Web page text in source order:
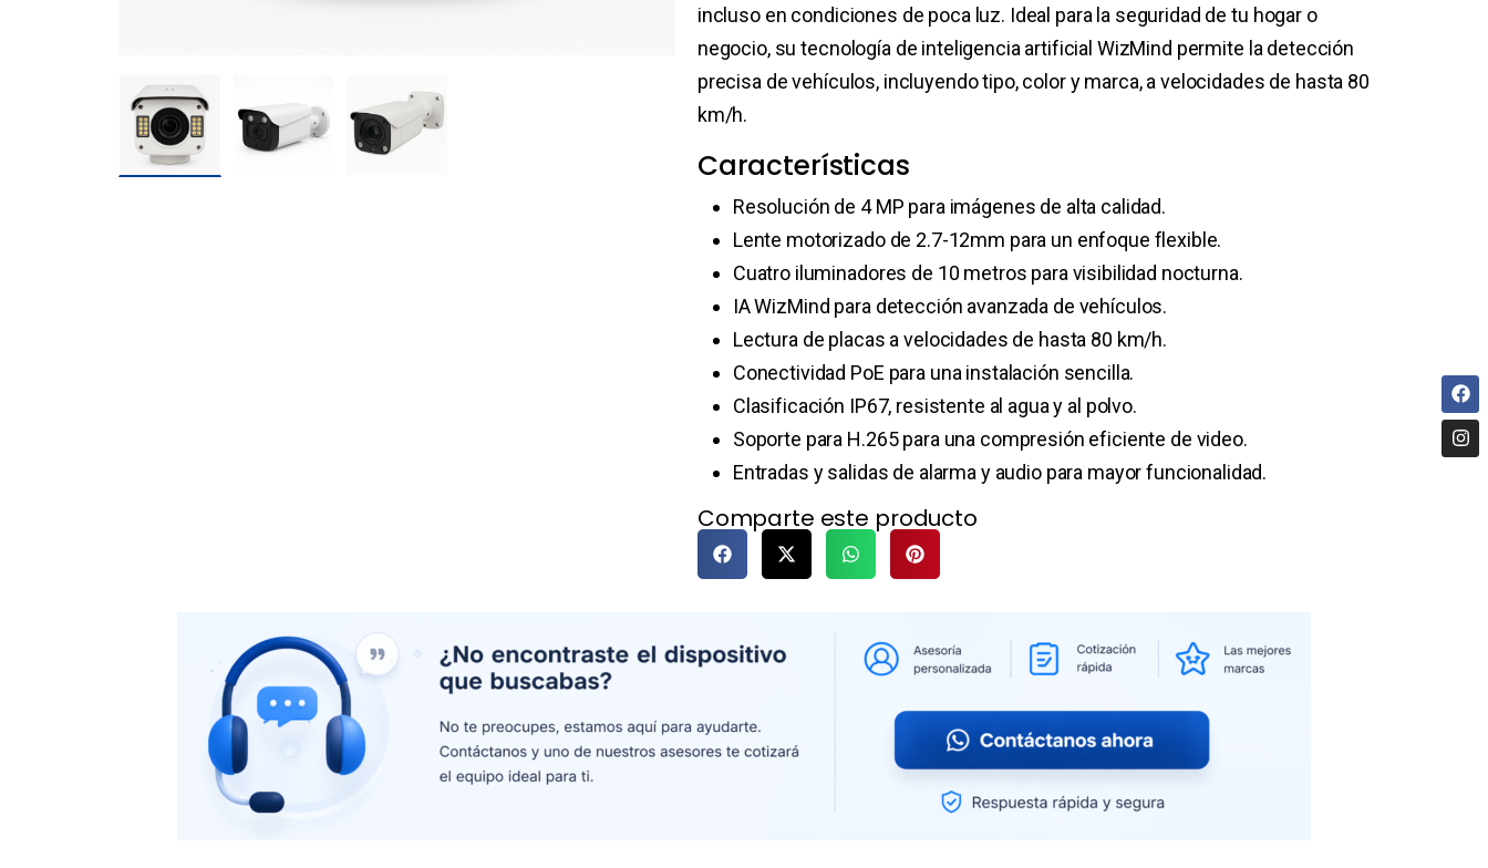
incluso en condiciones de poca luz. Ideal para la seguridad de tu hogar o
negocio, su tecnología de inteligencia artificial WizMind permite la detección
precisa de vehículos, incluyendo tipo, color y marca, a velocidades de hasta 80
km/h.
Características
Resolución de 4 MP para imágenes de alta calidad.
Lente motorizado de 2.7-12mm para un enfoque flexible.
Cuatro iluminadores de 10 metros para visibilidad nocturna.
IA WizMind para detección avanzada de vehículos.
Lectura de placas a velocidades de hasta 80 km/h.
Conectividad PoE para una instalación sencilla.
Clasificación IP67, resistente al agua y al polvo.
Soporte para H.265 para una compresión eficiente de video.
Entradas y salidas de alarma y audio para mayor funcionalidad.
Comparte este producto